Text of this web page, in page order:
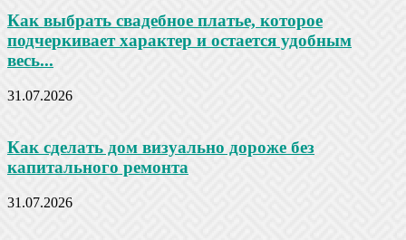
Как выбрать свадебное платье, которое
подчеркивает характер и остается удобным
весь...
31.07.2026
Как сделать дом визуально дороже без
капитального ремонта
31.07.2026